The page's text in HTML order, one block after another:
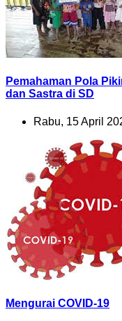
Pemahaman Pola
dan Sastra di SD
Rabu, 15 April
Mengurai COVID-19